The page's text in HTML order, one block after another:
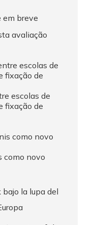
em breve
avaliação
escolas de
fixação de
como novo
bajo la lupa del